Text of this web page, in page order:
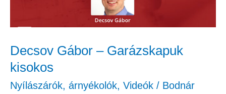
Decsov Gábor – Garázskapuk
kisokos
Nyílászárók, árnyékolók, Videók / Bodnár